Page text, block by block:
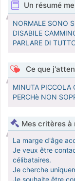
Un résumé
NORMALE SONO
DISABILE
PARLARE DI
Ce que
MINUTA PICCOLA
PERCHè NON
Mes critères à
La marge d'âge
Je veux être
célibataires.
Je cherche